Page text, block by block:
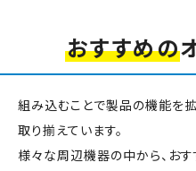
おすすめの
組み込むことで製品の機能を
取り揃えています。
様々な周辺機器の中から、お